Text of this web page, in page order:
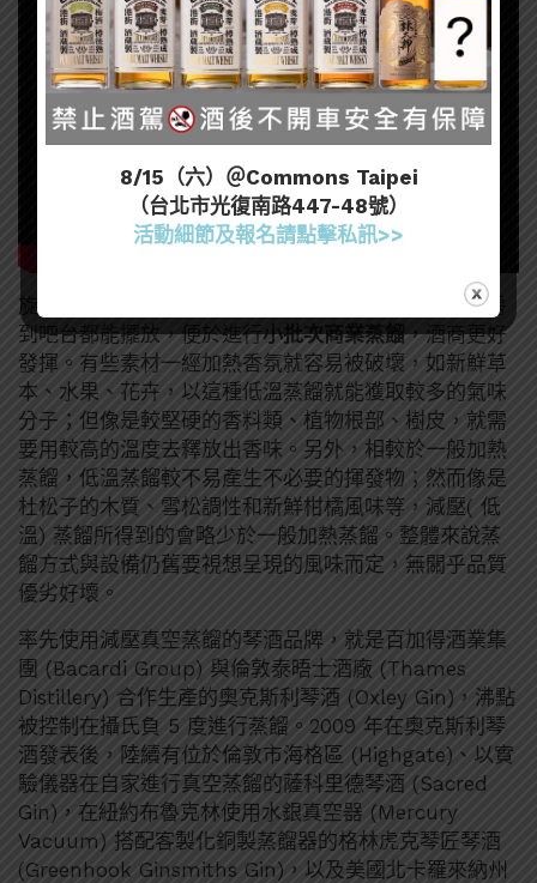
旋轉蒸餾儀有其優勢，不像傳統蒸餾器占空間，從廚房
到吧台都能擺放，便於進行小批次商業蒸餾，酒商更好
發揮。有些素材一經加熱香氛就容易被破壞，如新鮮草
本、水果、花卉，以這種低溫蒸餾就能獲取較多的氣味
分子；但像是較堅硬的香料類、植物根部、樹皮，就需
要用較高的溫度去釋放出香味。另外，相較於一般加熱
蒸餾，低溫蒸餾較不易產生不必要的揮發物；然而像是
杜松子的木質、雪松調性和新鮮柑橘風味等，減壓( 低
溫) 蒸餾所得到的會略少於一般加熱蒸餾。整體來說蒸
餾方式與設備仍舊要視想呈現的風味而定，無關乎品質
優劣好壞。
率先使用減壓真空蒸餾的琴酒品牌，就是百加得酒業集
團 (Bacardi Group) 與倫敦泰晤士酒廠 (Thames
Distillery) 合作生產的奧克斯利琴酒 (Oxley Gin)，沸點
被控制在攝氏負 5 度進行蒸餾。2009 年在奧克斯利琴
酒發表後，陸續有位於倫敦市海格區 (Highgate)、以實
驗儀器在自家進行真空蒸餾的薩科里德琴酒 (Sacred
Gin)，在紐約布魯克林使用水銀真空器 (Mercury
Vacuum) 搭配客製化銅製蒸餾器的格林虎克琴匠琴酒
(Greenhook Ginsmiths Gin)，以及美國北卡羅來納州
8/15（六）＠Commons Taipei
（台北市光復南路447-48號）
活動細節及報名請點擊私訊>>